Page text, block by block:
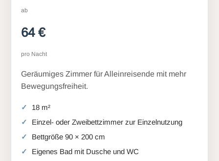
ab
64 €
pro Nacht
Geräumiges Zimmer für Alleinreisende mit mehr
Bewegungsfreiheit.
18 m²
Einzel- oder Zweibettzimmer zur Einzelnutzung
Bettgröße 90 × 200 cm
Eigenes Bad mit Dusche und WC